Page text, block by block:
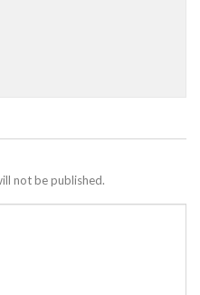
not be published.